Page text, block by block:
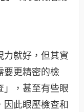
力就好，但其實
要更精密的檢
」，甚至有些眼
因此眼壓檢查和